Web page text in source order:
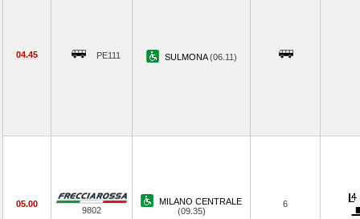
04.45 PE111 SULMONA(06.11)
05.00
9802
MILANO CENTRALE
(09.35)
6